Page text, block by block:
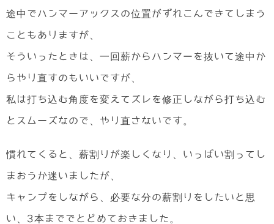
途中でハンマーアックスの位置がずれこんできてしまう
こともありますが、
そういったときは、一回薪からハンマーを抜いて途中か
らやり直すのもいいですが、
私は打ち込む角度を変えてズレを修正しながら打ち込む
とスムーズなので、やり直さないです。
慣れてくると、薪割りが楽しくなり、いっぱい割ってし
まおうか迷いましたが、
キャンプをしながら、必要な分の薪割りをしたいと思
い、3本まででとどめておきました。